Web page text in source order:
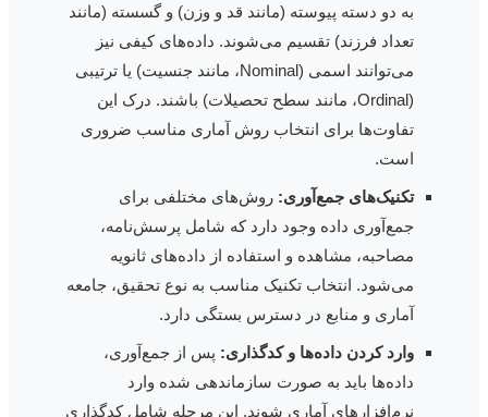
به دو دسته پیوسته (مانند قد و وزن) و گسسته (مانند
تعداد فرزند) تقسیم می‌شوند. داده‌های کیفی نیز
می‌توانند اسمی (Nominal، مانند جنسیت) یا ترتیبی
(Ordinal، مانند سطح تحصیلات) باشند. درک این
تفاوت‌ها برای انتخاب روش آماری مناسب ضروری
است.
تکنیک‌های جمع‌آوری: روش‌های مختلفی برای
جمع‌آوری داده وجود دارد که شامل پرسش‌نامه،
مصاحبه، مشاهده و استفاده از داده‌های ثانویه
می‌شود. انتخاب تکنیک مناسب به نوع تحقیق، جامعه
آماری و منابع در دسترس بستگی دارد.
وارد کردن داده‌ها و کدگذاری:پس از جمع‌آوری،
داده‌ها باید به صورت سازماندهی شده وارد
نرم‌افزارهای آماری شوند. این مرحله شامل کدگذاری